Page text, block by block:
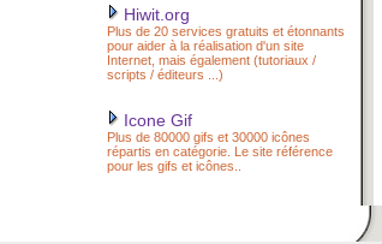
Hiwit.org
Plus de 20 services gratuits et étonnants
pour aider à la réalisation d'un site
Internet, mais également (tutoriaux /
scripts / éditeurs ...)
Icone Gif
Plus de 80000 gifs et 30000 icônes
répartis en catégorie. Le site référence
pour les gifs et icônes..